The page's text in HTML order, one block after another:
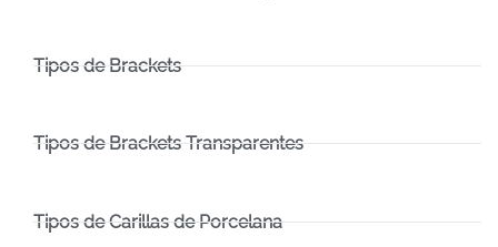
Tipos de Brackets
Tipos de Brackets Transparentes
Tipos de Carillas de Porcelana